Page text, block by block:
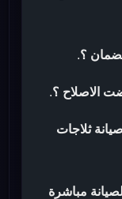
؟.
الاصلاح ؟.
ثلاجات
مباشرة